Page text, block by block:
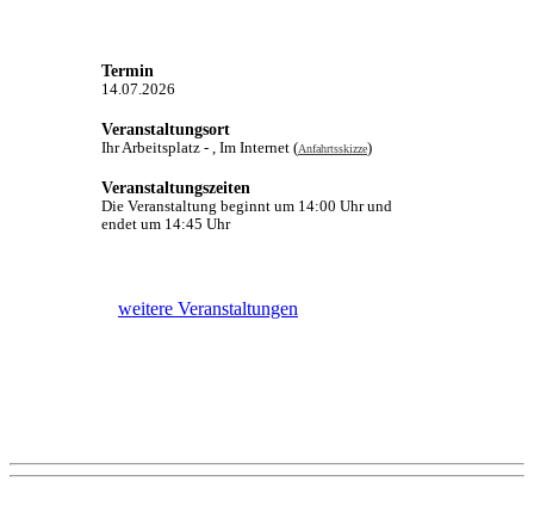
Termin
14.07.2026
Veranstaltungsort
Ihr Arbeitsplatz - , Im Internet (Anfahrtsskizze)
Veranstaltungszeiten
Die Veranstaltung beginnt um 14:00 Uhr und
endet um 14:45 Uhr
weitere Veranstaltungen